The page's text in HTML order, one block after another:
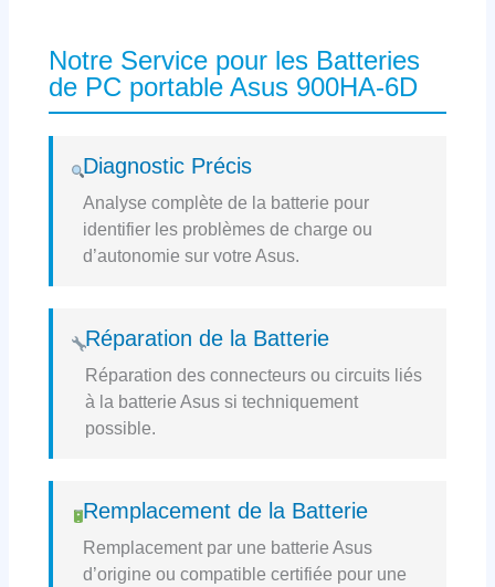
Notre Service pour les Batteries
de PC portable Asus 900HA-6D
Diagnostic Précis
Analyse complète de la batterie pour
identifier les problèmes de charge ou
d’autonomie sur votre Asus.
Réparation de la Batterie
Réparation des connecteurs ou circuits liés
à la batterie Asus si techniquement
possible.
Remplacement de la Batterie
Remplacement par une batterie Asus
d’origine ou compatible certifiée pour une